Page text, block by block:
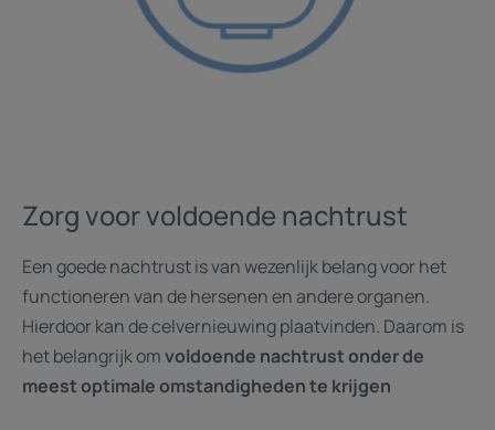
Zorg voor voldoende nachtrust
Een goede nachtrust is van wezenlijk belang voor het
functioneren van de hersenen en andere organen.
Hierdoor kan de celvernieuwing plaatvinden. Daarom is
het belangrijk omvoldoende nachtrust onder de
meest optimale omstandigheden te krijgen